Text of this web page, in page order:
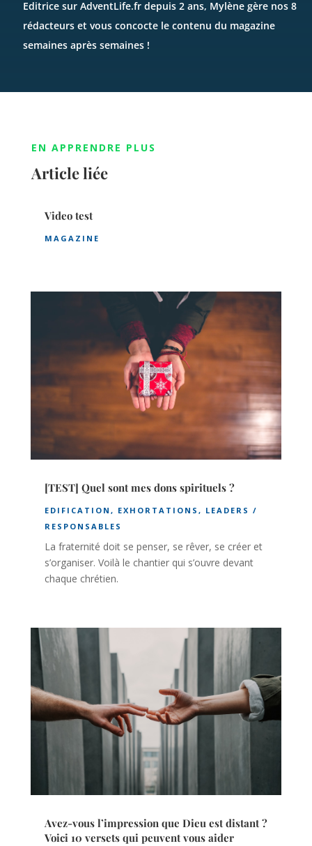
Editrice sur AdventLife.fr depuis 2 ans, Mylène gère nos 8
rédacteurs et vous concocte le contenu du magazine
semaines après semaines !
EN APPRENDRE PLUS
Article liée
Video test
MAGAZINE
[TEST] Quel sont mes dons spirituels ?
EDIFICATION , EXHORTATIONS , LEADERS /
RESPONSABLES
La fraternité doit se penser, se rêver, se créer et
s’organiser. Voilà le chantier qui s’ouvre devant
chaque chrétien.
Avez-vous l’impression que Dieu est distant ?
Voici 10 versets qui peuvent vous aider